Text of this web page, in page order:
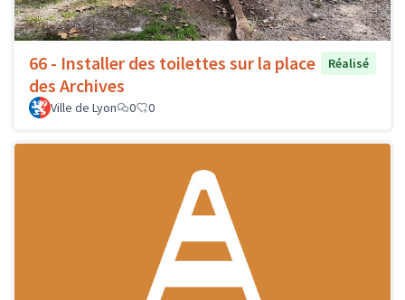
66 - Installer des toilettes sur la place
des Archives
Réalisé
Ville de Lyon 0 0